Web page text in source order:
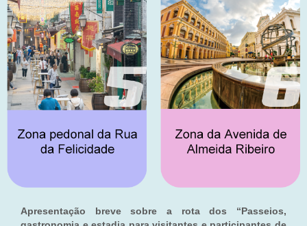
Apresentação breve sobre a rota dos “Passeios,